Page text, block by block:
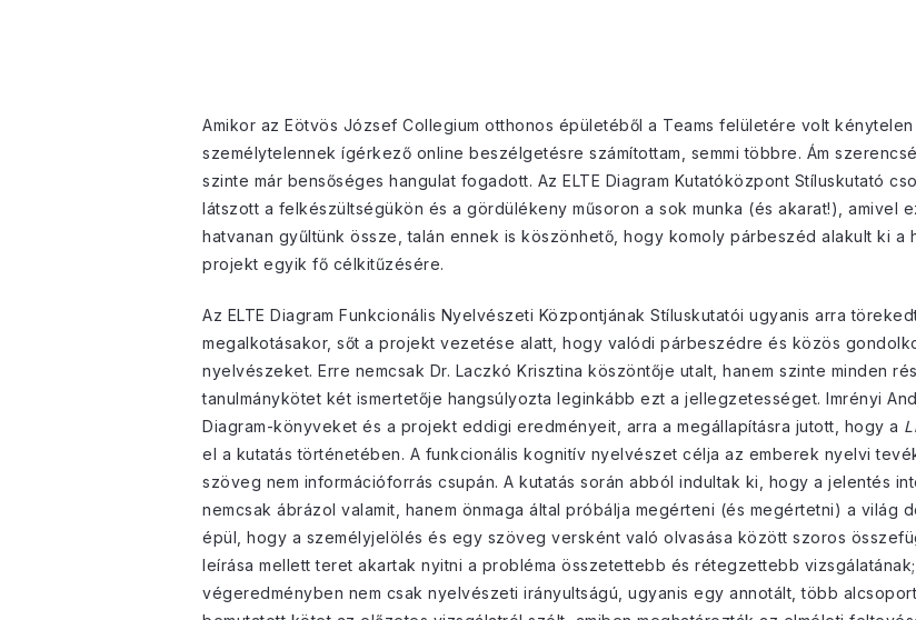
Amikor az Eötvös József Collegium otthonos épületéből a Teams felületére volt
személytelennek ígérkező online beszélgetésre számítottam, semmi többre. Ám
szinte már bensőséges hangulat fogadott. Az ELTE Diagram Kutatóközpont Stíluskutató
látszott a felkészültségükön és a gördülékeny műsoron a sok munka (és akarat!), amivel
hatvanan gyűltünk össze, talán ennek is köszönhető, hogy komoly párbeszéd alakult ki a
projekt egyik fő célkitűzésére.
Az ELTE Diagram Funkcionális Nyelvészeti Központjának Stíluskutatói ugyanis arra
megalkotásakor, sőt a projekt vezetése alatt, hogy valódi párbeszédre és közös
nyelvészeket. Erre nemcsak Dr. Laczkó Krisztina köszöntője utalt, hanem szinte minden
tanulmánykötet két ismertetője hangsúlyozta leginkább ezt a jellegzetességet. Imrényi
Diagram-könyveket és a projekt eddigi eredményeit, arra a megállapításra jutott, hogy a
el a kutatás történetében. A funkcionális kognitív nyelvészet célja az emberek nyelvi
szöveg nem információforrás csupán. A kutatás során abból indultak ki, hogy a jelentés
nemcsak ábrázol valamit, hanem önmaga által próbálja megérteni (és megértetni) a világ
épül, hogy a személyjelölés és egy szöveg versként való olvasása között szoros
leírása mellett teret akartak nyitni a probléma összetettebb és rétegzettebb
végeredményben nem csak nyelvészeti irányultságú, ugyanis egy annotált, több